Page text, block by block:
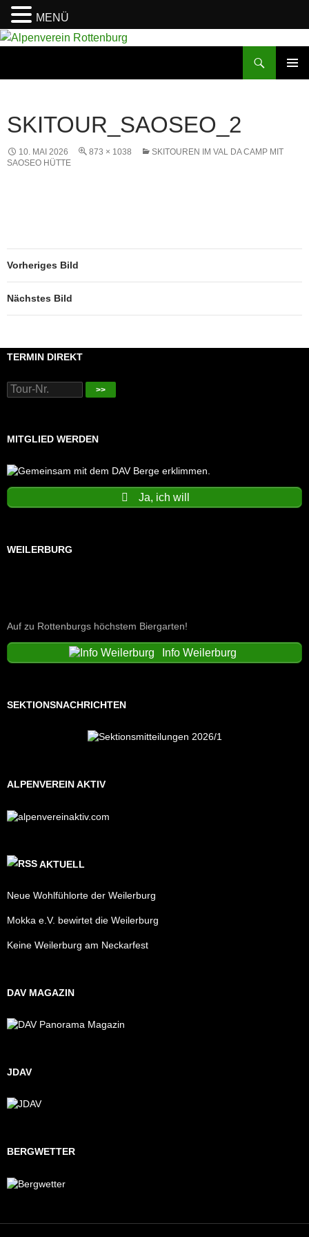
Zum
SKITOUR_SAOSEO_2
10. MAI 2026 873 × 1038
SKITOUREN IM VAL DA CAMP MIT
SAOSEO HÜTTE
Vorheriges Bild
Nächstes Bild
TERMIN DIREKT
>>
MITGLIED WERDEN
Ja, ich will
WEILERBURG
Auf zu Rottenburgs höchstem Biergarten!
Info Weilerburg
SEKTIONSNACHRICHTEN
ALPENVEREIN AKTIV
AKTUELL
Neue Wohlfühlorte der Weilerburg
Mokka e.V. bewirtet die Weilerburg
Keine Weilerburg am Neckarfest
DAV MAGAZIN
JDAV
BERGWETTER
MENÜ